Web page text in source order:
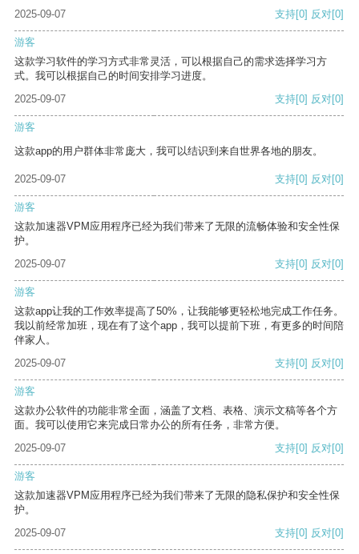
2025-09-07
支持[0] 反对[0]
游客
这款学习软件的学习方式非常灵活，可以根据自己的需求选择学习方
式。我可以根据自己的时间安排学习进度。
2025-09-07
支持[0] 反对[0]
游客
这款app的用户群体非常庞大，我可以结识到来自世界各地的朋友。
2025-09-07 支持[0] 反对[0]
游客
这款加速器VPM应用程序已经为我们带来了无限的流畅体验和安全性保
护。
2025-09-07
支持[0] 反对[0]
游客
这款app让我的工作效率提高了50%，让我能够更轻松地完成工作任务。
我以前经常加班，现在有了这个app，我可以提前下班，有更多的时间陪
伴家人。
2025-09-07
支持[0] 反对[0]
游客
这款办公软件的功能非常全面，涵盖了文档、表格、演示文稿等各个方
面。我可以使用它来完成日常办公的所有任务，非常方便。
2025-09-07
支持[0] 反对[0]
游客
这款加速器VPM应用程序已经为我们带来了无限的隐私保护和安全性保
护。
2025-09-07
支持[0] 反对[0]